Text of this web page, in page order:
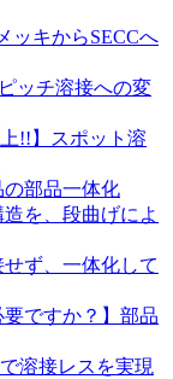
ッキからSECCへ
ッチ溶接への変
!!】スポット溶
の部品一体化
造を、段曲げによ
せず、一体化して
要ですか？】部品
溶接レスを実現